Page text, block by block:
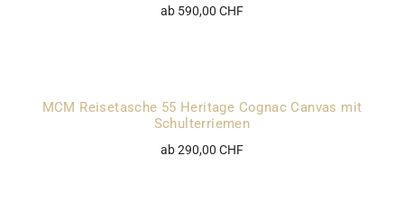
ab 590,00 CHF
MCM Reisetasche 55 Heritage Cognac Canvas mit
Schulterriemen
ab 290,00 CHF